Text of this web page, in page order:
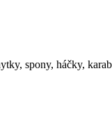
spony, háčky,